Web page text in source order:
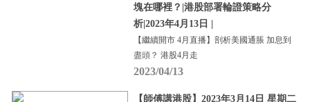
塊在哪裡？|港股部署輪證策略分
析|2023年4月13日 |
【繼續開市 4月直播】剖析美國通脹 加息到
盡頭？ 港股4月走
2023/04/13
【師傅講港股】2023年3月14日 星期二